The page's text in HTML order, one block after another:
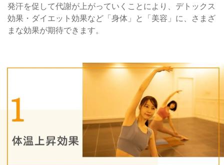
発汗を促して代謝が上がっていくことにより、デトックス
効果・ダイエット効果など「身体」と「美容」に、さまざ
まな効果が期待できます。